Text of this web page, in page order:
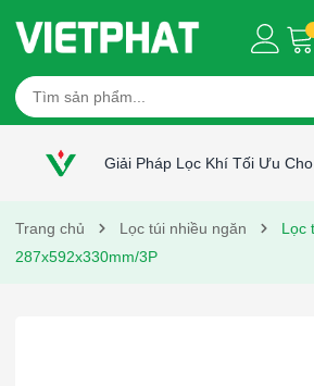
Giải Pháp Lọc Khí Tối Ưu
Trang chủ Lọc túi nhiều ngăn
Lọc
287x592x330mm/3P